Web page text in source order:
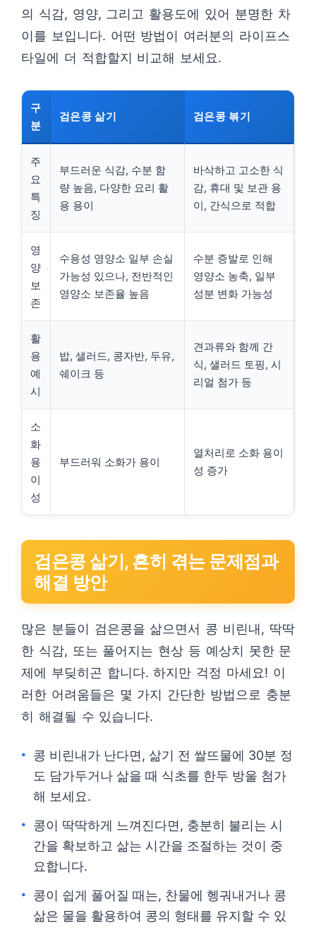
의 식감, 영양, 그리고 활용도에 있어 분명한 차
이를 보입니다. 어떤 방법이 여러분의 라이프스
타일에 더 적합할지 비교해 보세요.
구
분
검은콩 삶기 검은콩 볶기
주
요
특
징
부드러운 식감, 수분 함
량 높음, 다양한 요리 활
용 용이
바삭하고 고소한 식
감, 휴대 및 보관 용
이, 간식으로 적합
영
양
보
존
수용성 영양소 일부 손실
가능성 있으나, 전반적인
영양소 보존율 높음
수분 증발로 인해
영양소 농축, 일부
성분 변화 가능성
활
용
예
시
밥, 샐러드, 콩자반, 두유,
쉐이크 등
견과류와 함께 간
식, 샐러드 토핑, 시
리얼 첨가 등
소
화
용
이
성
부드러워 소화가 용이
열처리로 소화 용이
성 증가
검은콩 삶기, 흔히 겪는 문제점과
해결 방안
많은 분들이 검은콩을 삶으면서 콩 비린내, 딱딱
한 식감, 또는 풀어지는 현상 등 예상치 못한 문
제에 부딪히곤 합니다. 하지만 걱정 마세요! 이
러한 어려움들은 몇 가지 간단한 방법으로 충분
히 해결될 수 있습니다.
콩 비린내가 난다면, 삶기 전 쌀뜨물에 30분 정
도 담가두거나 삶을 때 식초를 한두 방울 첨가
해 보세요.
콩이 딱딱하게 느껴진다면, 충분히 불리는 시
간을 확보하고 삶는 시간을 조절하는 것이 중
요합니다.
콩이 쉽게 풀어질 때는, 찬물에 헹궈내거나 콩
삶은 물을 활용하여 콩의 형태를 유지할 수 있